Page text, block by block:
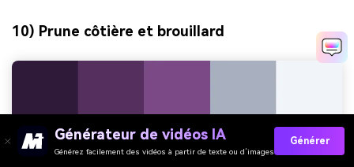
10) Prune côtière et brouillard
Générateur de vidéos IA
Générez facilement des vidéos à partir de texte ou d’images
Générer